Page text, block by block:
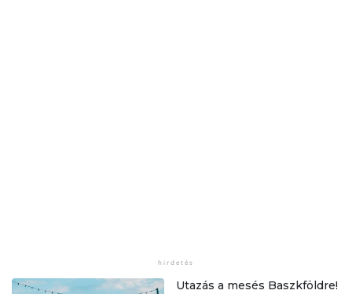
Utazás a mesés Baszkföldre!